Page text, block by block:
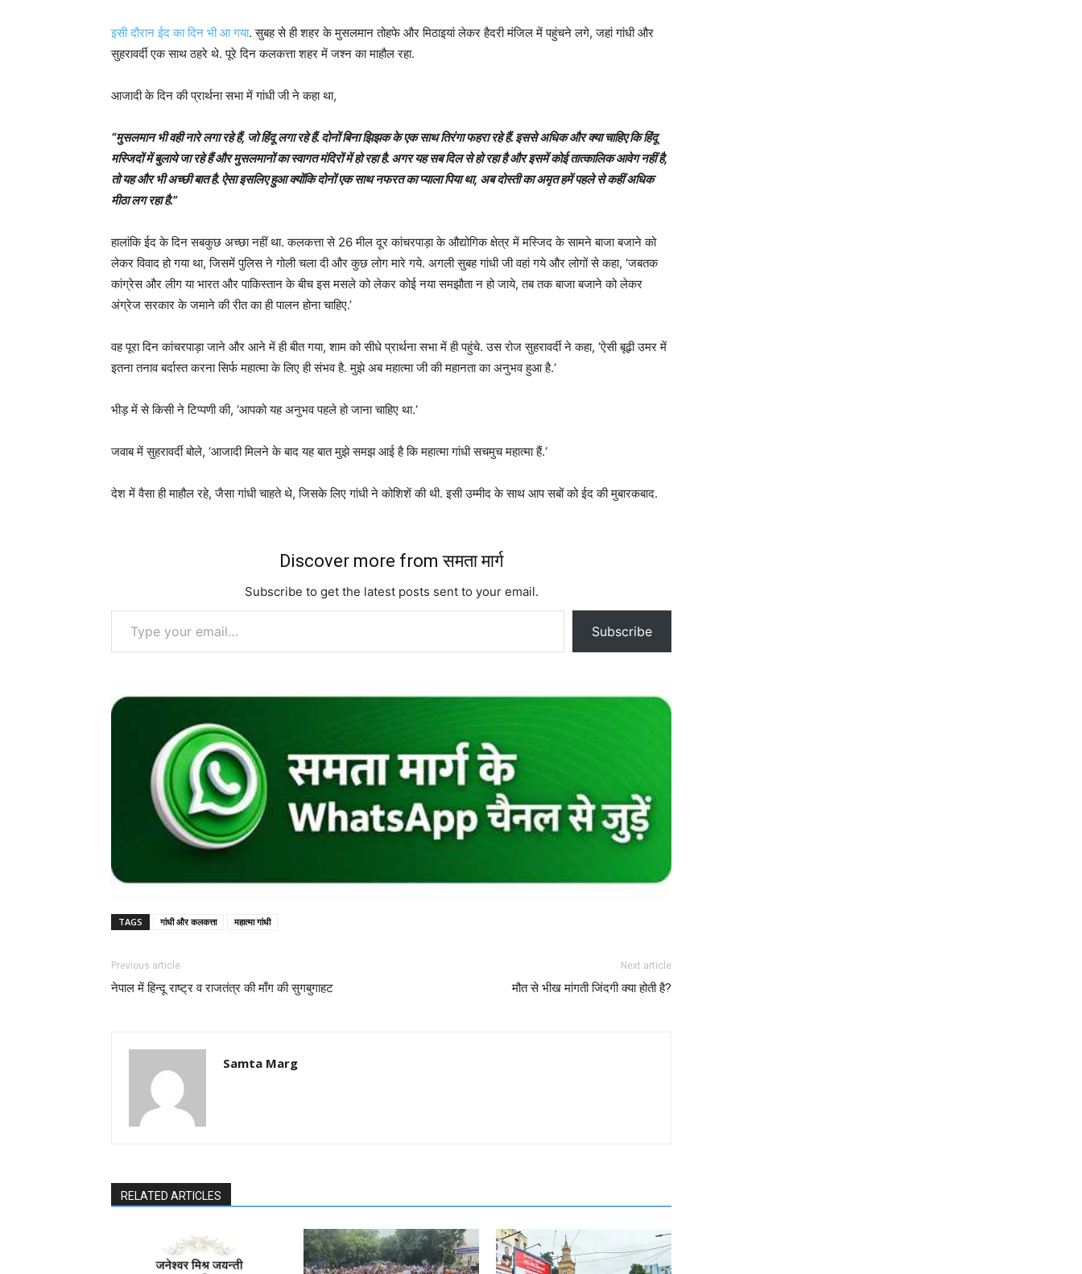
इसी दौरान ईद का दिन भी आ गया. सुबह से ही शहर के मुसलमान तोहफे और मिठाइयां लेकर हैदरी मंजिल में पहुंचने लगे, जहां गांधी और
सुहरावर्दी एक साथ ठहरे थे. पूरे दिन कलकत्ता शहर में जश्न का माहौल रहा.
आजादी के दिन की प्रार्थना सभा में गांधी जी ने कहा था,
“मुसलमान भी वही नारे लगा रहे हैं, जो हिंदू लगा रहे हैं. दोनों बिना झिझक के एक साथ तिरंगा फहरा रहे हैं. इससे अधिक और क्या चाहिए कि हिंदू
मस्जिदों में बुलाये जा रहे हैं और मुसलमानों का स्वागत मंदिरों में हो रहा है. अगर यह सब दिल से हो रहा है और इसमें कोई तात्कालिक आवेग नहीं है,
तो यह और भी अच्छी बात है. ऐसा इसलिए हुआ क्योंकि दोनों एक साथ नफरत का प्याला पिया था, अब दोस्ती का अमृत हमें पहले से कहीं अधिक
मीठा लग रहा है.”
हालांकि ईद के दिन सबकुछ अच्छा नहीं था. कलकत्ता से 26 मील दूर कांचरपाड़ा के औद्योगिक क्षेत्र में मस्जिद के सामने बाजा बजाने को
लेकर विवाद हो गया था, जिसमें पुलिस ने गोली चला दी और कुछ लोग मारे गये. अगली सुबह गांधी जी वहां गये और लोगों से कहा, ‘जबतक
कांग्रेस और लीग या भारत और पाकिस्तान के बीच इस मसले को लेकर कोई नया समझौता न हो जाये, तब तक बाजा बजाने को लेकर
अंग्रेज सरकार के जमाने की रीत का ही पालन होना चाहिए.’
वह पूरा दिन कांचरपाड़ा जाने और आने में ही बीत गया, शाम को सीधे प्रार्थना सभा में ही पहुंचे. उस रोज सुहरावर्दी ने कहा, ‘ऐसी बूढ़ी उमर में
इतना तनाव बर्दास्त करना सिर्फ महात्मा के लिए ही संभव है. मुझे अब महात्मा जी की महानता का अनुभव हुआ है.‘
भीड़ में से किसी ने टिप्पणी की, ‘आपको यह अनुभव पहले हो जाना चाहिए था.‘
जवाब में सुहरावर्दी बोले, ‘आजादी मिलने के बाद यह बात मुझे समझ आई है कि महात्मा गांधी सचमुच महात्मा हैं.‘
देश में वैसा ही माहौल रहे, जैसा गांधी चाहते थे, जिसके लिए गांधी ने कोशिशें की थी. इसी उम्मीद के साथ आप सबों को ईद की मुबारकबाद.
Discover more from समता मार्ग
Subscribe to get the latest posts sent to your email.
Type your email…
Subscribe
TAGS गांधी और कलकत्ता महात्मा गांधी
Previous article
नेपाल में हिन्दू राष्ट्र व राजतंत्र की माँग की सुगबुगाहट
Next article
मौत से भीख मांगती जिंदगी क्या होती है?
Samta Marg
RELATED ARTICLES